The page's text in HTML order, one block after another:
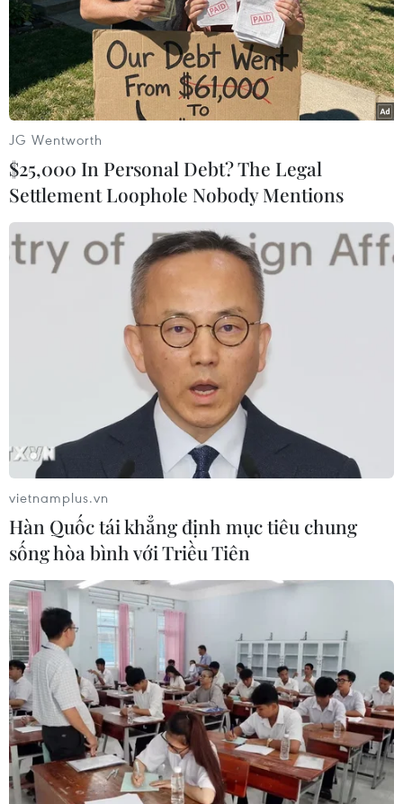
Khánh Hòa: Đưa vào bờ, cấp cứu kịp thời
một thuyền viên nước ngoài
18/03/2022 06:55
Lực lượng chức năng Việt Nam đã đưa vào bờ, cấp
cứu kịp thời đối với một thuyền viên người Philippines bị
đau toàn bộ ổ bụng, nôn, đại tiện ra máu, tim đập
nhanh, nhịp thở không bình thường.
Bà Rịa-Vũng Tàu: Tiếp nhận 8 người nước
ngoài bị nạn trên biển
30/08/2022 15:05
Tám người quốc tịch Myanmar gặp nạn đang trôi dạt
JG Wentworth
$25,000 In Personal Debt? The Legal
Settlement Loophole Nobody Mentions
vietnamplus.vn
Hàn Quốc tái khẳng định mục tiêu chung
sống hòa bình với Triều Tiên